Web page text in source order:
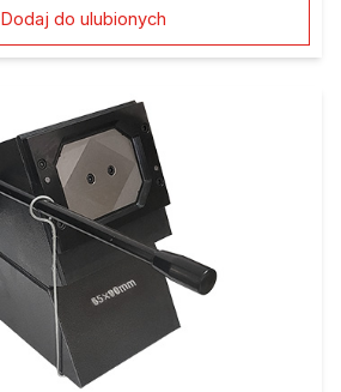
Dodaj do ulubionych